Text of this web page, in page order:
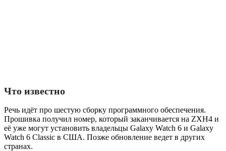
Что известно
Речь идёт про шестую сборку программного обеспечения.
Прошивка получил номер, который заканчивается на ZXH4 и
её уже могут установить владельцы Galaxy Watch 6 и Galaxy
Watch 6 Classic в США. Позже обновление ведет в других
странах.